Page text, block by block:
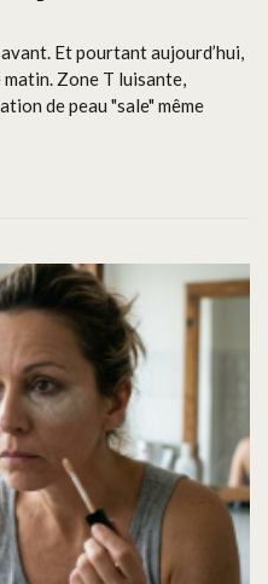
Et pourtant aujourd’hui,
Zone T luisante,
de peau "sale" même